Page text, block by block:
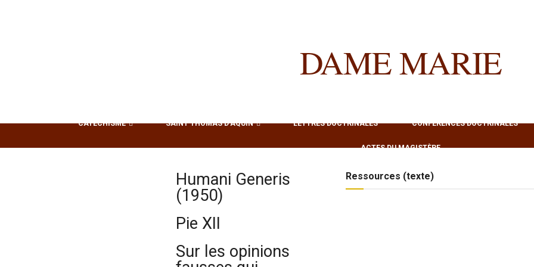
DAME MARIE
CATÉCHISME SAINT THOMAS D’AQUIN LETTRES DOCTRINALES CONFÉRENCES DOCTRINALES
ACTES DU MAGISTÈRE
Humani Generis
(1950)
Pie XII
Sur les opinions
Ressources (texte)